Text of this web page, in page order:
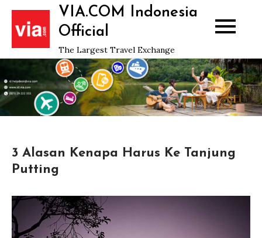
Skip
content
VIA.COM Indonesia
Official
The Largest Travel Exchange
3 Alasan Kenapa Harus Ke Tanjung
Putting